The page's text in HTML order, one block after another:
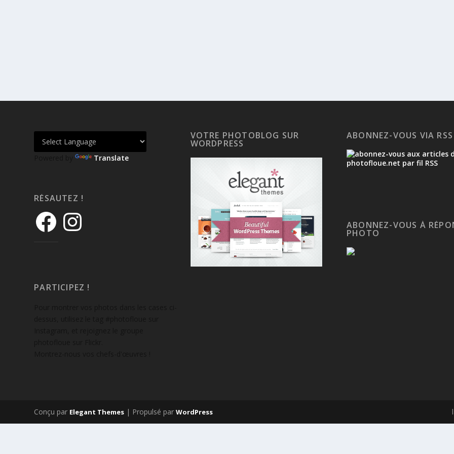
Powered by Translate
RÉSAUTEZ !
PARTICIPEZ !
VOTRE PHOTOBLOG SUR
WORDPRESS
ABONNEZ-VOUS VIA RSS
ABONNEZ-VOUS À
PHOTO
Conçu par Elegant Themes | Propulsé parWordPress